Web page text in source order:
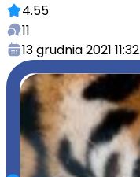
4.55
11
13 grudnia 2021 11:32